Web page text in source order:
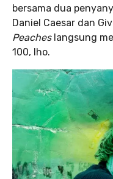
bersama dua
Daniel Caesar dan
Peaches langsung
100, lho.